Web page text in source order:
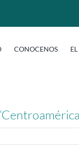
CONOCENOS